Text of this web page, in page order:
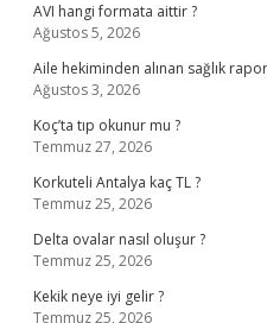
AVI hangi formata aittir ?
Ağustos 5, 2026
Aile hekiminden alınan sağlık
Ağustos 3, 2026
Koç’ta tıp okunur mu ?
Temmuz 27, 2026
Korkuteli Antalya kaç TL ?
Temmuz 25, 2026
Delta ovalar nasıl oluşur ?
Temmuz 25, 2026
Kekik neye iyi gelir ?
Temmuz 25, 2026